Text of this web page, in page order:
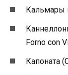
Кальмары
Forno con
Капоната